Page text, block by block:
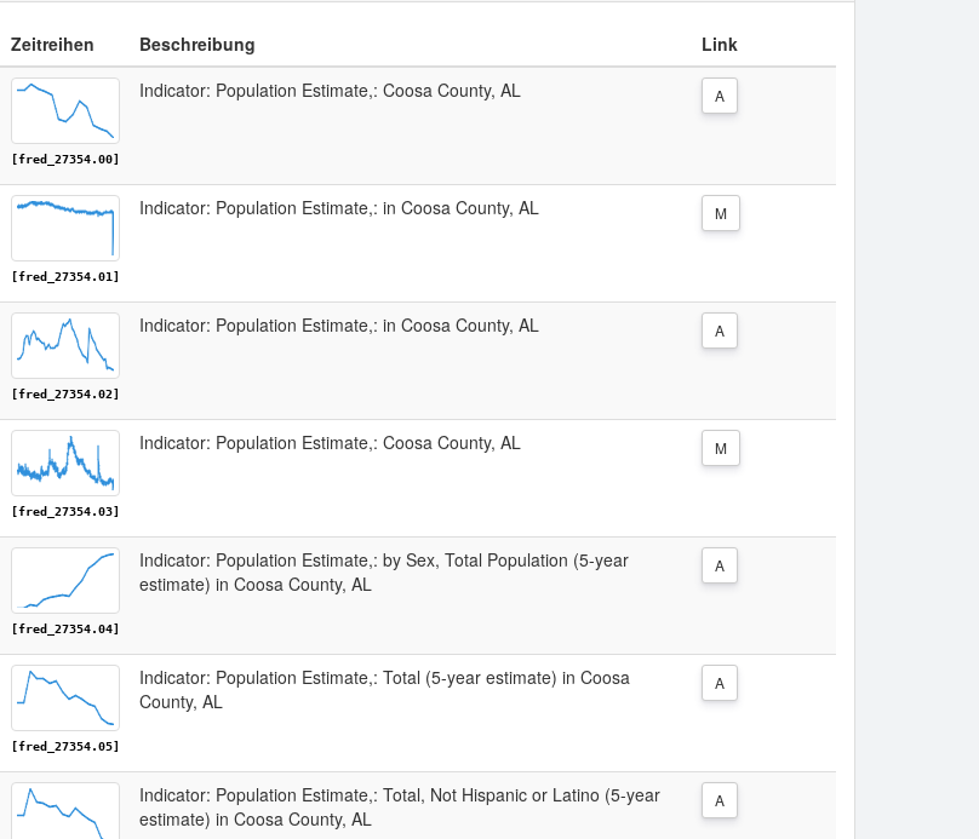
Zeitreihen Beschreibung Link
[fred_27354.00]
Indicator: Population Estimate,: Coosa County, AL A
[fred_27354.01]
Indicator: Population Estimate,: in Coosa County, AL M
[fred_27354.02]
Indicator: Population Estimate,: in Coosa County, AL A
[fred_27354.03]
Indicator: Population Estimate,: Coosa County, AL M
[fred_27354.04]
Indicator: Population Estimate,: by Sex, Total Population (5-year
estimate) in Coosa County, AL
A
[fred_27354.05]
Indicator: Population Estimate,: Total (5-year estimate) in Coosa
County, AL
A
Indicator: Population Estimate,: Total, Not Hispanic or Latino (5-year
estimate) in Coosa County, AL
A